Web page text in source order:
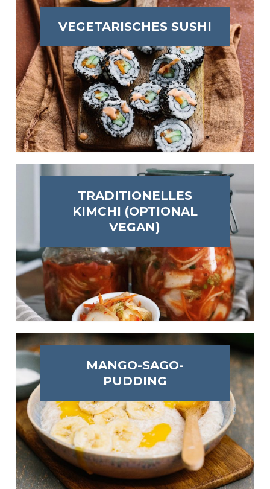
VEGETARISCHES SUSHI
TRADITIONELLES
KIMCHI (OPTIONAL
VEGAN)
MANGO-SAGO-
PUDDING